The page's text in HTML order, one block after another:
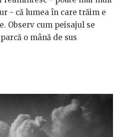
- că lumea în care trăim e
Observ cum peisajul se
o mână de sus